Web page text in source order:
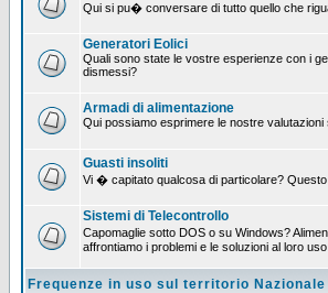
Qui si pu� conversare di tutto quello che
Generatori Eolici
Quali sono state le vostre esperienze con i
dismessi?
Armadi di alimentazione
Qui possiamo esprimere le nostre
Guasti insoliti
Vi � capitato qualcosa di particolare?
Sistemi di Telecontrollo
Capomaglie sotto DOS o su Windows?
affrontiamo i problemi e le soluzioni al loro uso
Frequenze in uso sul territorio Nazionale